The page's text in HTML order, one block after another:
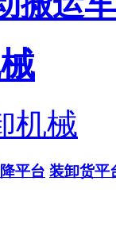
机械
平台 装卸货平